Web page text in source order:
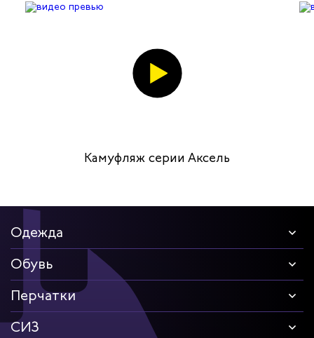
Камуфляж серии Аксель
Одежда
Обувь
Перчатки
СИЗ